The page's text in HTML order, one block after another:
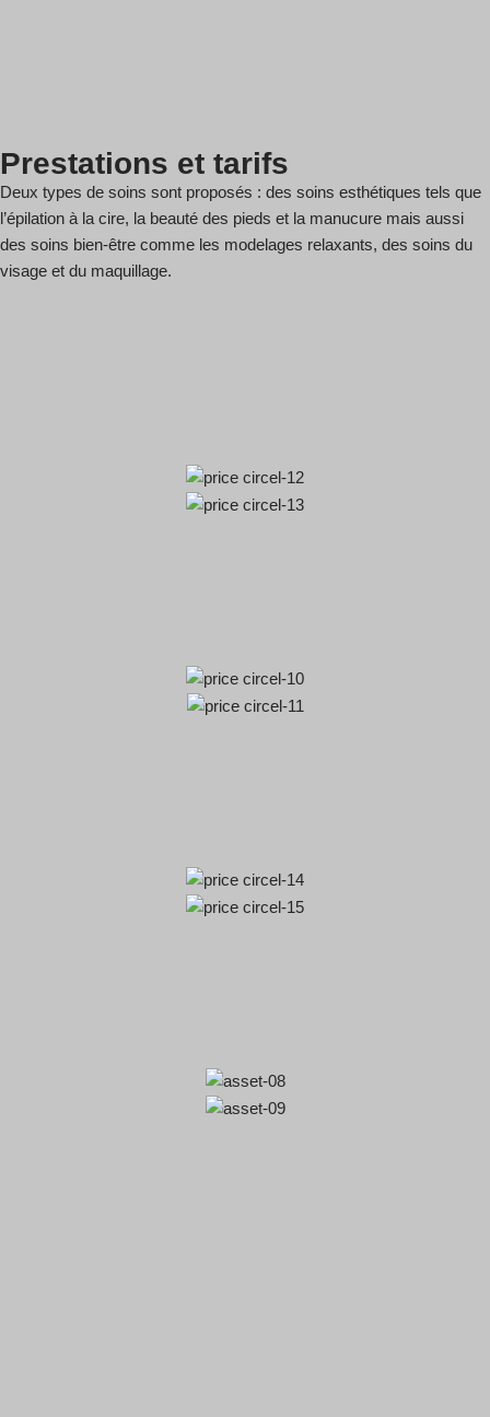
Prestations et tarifs
Deux types de soins sont proposés : des soins esthétiques tels que
l’épilation à la cire, la beauté des pieds et la manucure mais aussi
des soins bien-être comme les modelages relaxants, des soins du
visage et du maquillage.